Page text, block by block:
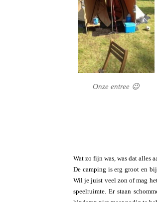
Onze entree 😉
Wat zo fijn was, was dat alles
De camping is erg groot en
Wil je juist veel zon of mag
speelruimte. Er staan